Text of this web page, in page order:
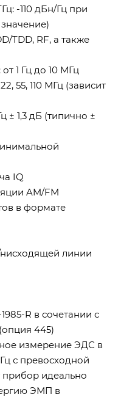
-110 дБн/Гц при
TDD, RF, а также
1 Гц до 10 МГц
55, 110 МГц (зависит
± 1,3 дБ (типично ±
IQ
AM/FM
в формате
линии
R в сочетании с
445)
измерение ЭДС в
с превосходной
прибор идеально
ЭМП в